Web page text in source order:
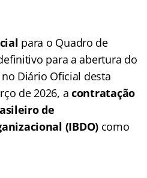
para o Quadro de
para a abertura do
Diário Oficial desta
de 2026, acontratação
de
(IBDO) como